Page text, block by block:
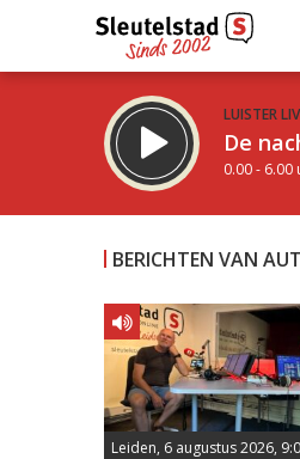
LUISTER
De
0.00 - 6.00
Inklappen
BERICHTEN VAN
Leiden, 6 augustus 2026,